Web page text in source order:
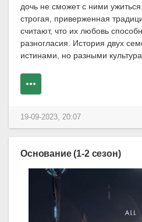
дочь не сможет с ними
строгая, приверженная
считают, что их любовь
разногласия. История двух
истинами, но разными
19-09-2023, 20:07
Основание (1-2 сезон)